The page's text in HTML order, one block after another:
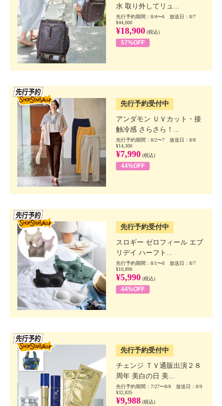
水 取り外してリュ...
先行予約期間：8/4〜6 放送日：8/7
¥44,000
¥18,900 (税込)
57%OFF
先行予約受付中
アンダモン ＵＶカット・接
触冷感 さらさら！...
先行予約期間：8/2〜7 放送日：8/8
¥14,300
¥7,990 (税込)
44%OFF
先行予約受付中
スロギー ゼロフィール エブ
リデイ ハーフト...
先行予約期間：8/1〜6 放送日：8/7
¥10,890
¥5,990 (税込)
44%OFF
先行予約受付中
チェンジ ＴＶ通販出演２８
周年 美白の日 美...
先行予約期間：7/27〜8/8 放送日：8/9
¥32,835
¥9,988 (税込)